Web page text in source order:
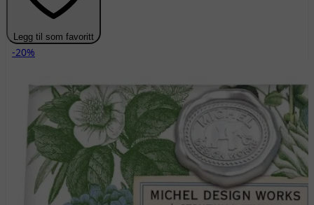
Legg til som favoritt
-20%